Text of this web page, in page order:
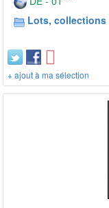
Lots, collections
+ ajout à ma sélection